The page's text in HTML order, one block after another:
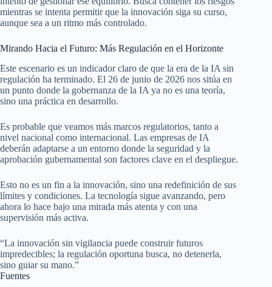
mientras se intenta permitir que la innovación siga su curso,
aunque sea a un ritmo más controlado.
Mirando Hacia el Futuro: Más Regulación en el Horizonte
Este escenario es un indicador claro de que la era de la IA sin
regulación ha terminado. El 26 de junio de 2026 nos sitúa en
un punto donde la gobernanza de la IA ya no es una teoría,
sino una práctica en desarrollo.
Es probable que veamos más marcos regulatorios, tanto a
nivel nacional como internacional. Las empresas de IA
deberán adaptarse a un entorno donde la seguridad y la
aprobación gubernamental son factores clave en el despliegue.
Esto no es un fin a la innovación, sino una redefinición de sus
límites y condiciones. La tecnología sigue avanzando, pero
ahora lo hace bajo una mirada más atenta y con una
supervisión más activa.
“La innovación sin vigilancia puede construir futuros
impredecibles; la regulación oportuna busca, no detenerla,
sino guiar su mano.”
Fuentes